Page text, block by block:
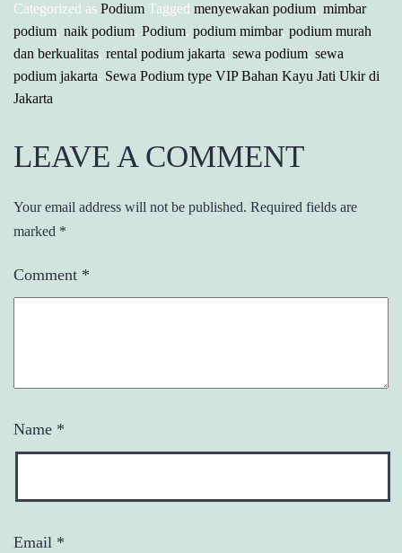
Categorized as Podium Tagged menyewakan podium, mimbar
podium, naik podium, Podium, podium mimbar, podium murah
dan berkualitas, rental podium jakarta, sewa podium, sewa
podium jakarta, Sewa Podium type VIP Bahan Kayu Jati Ukir di
Jakarta
LEAVE A COMMENT
Your email address will not be published. Required fields are
marked *
Comment *
Name *
Email *